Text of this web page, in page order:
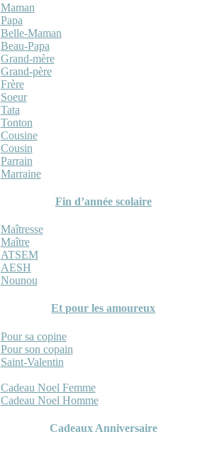
Maman
Papa
Belle-Maman
Beau-Papa
Grand-mère
Grand-père
Frère
Soeur
Tata
Tonton
Cousine
Cousin
Parrain
Marraine
Fin d’année scolaire
Maîtresse
Maître
ATSEM
AESH
Nounou
Et pour les amoureux
Pour sa copine
Pour son copain
Saint-Valentin
Cadeau Noel Femme
Cadeau Noel Homme
Cadeaux Anniversaire